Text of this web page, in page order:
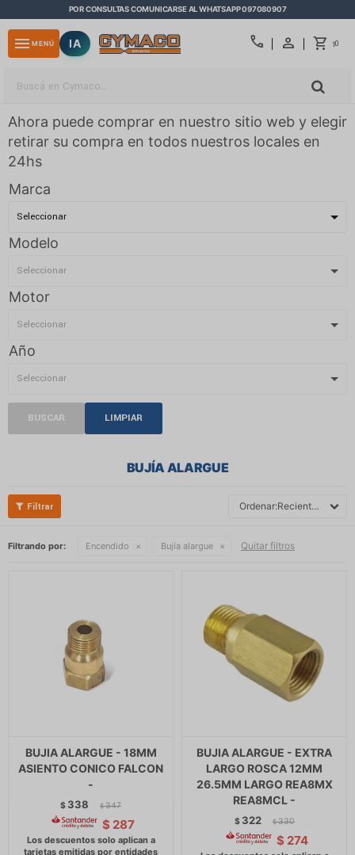
POR CONSULTAS COMUNICARSE AL WHATSAPP 097080907
call $0
menu MENÚ IA
Ahora puede comprar en nuestro sitio web y elegir
retirar su compra en todos nuestros locales en
24hs
Marca
Modelo
Motor
Año
BUSCAR LIMPIAR
BUJÍA ALARGUE
Recientes
Filtrando por: Encendido Bujía alargue Quitar filtros
BUJIA ALARGUE - 18MM
ASIENTO CONICO FALCON
-
$ 338 $ 347
$ 287
BUJIA ALARGUE - EXTRA
LARGO ROSCA 12MM
26.5MM LARGO REA8MX
REA8MCL -
$ 322 $ 330
$ 274
close